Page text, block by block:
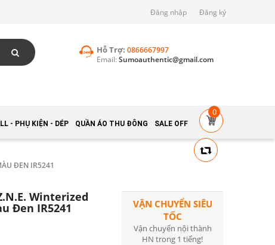
Đăng nhập Đăng ký
Hỗ Trợ: 0866667997
Email: Sumoauthentic@gmail.com
- PHỤ KIỆN - DÉP QUẦN ÁO THU ĐÔNG SALE OFF
0
ĐEN IR5241
Winterized
Đen IR5241
VẬN CHUYỂN SIÊU
TỐC
Vận chuyển nội thành
HN trong 1 tiếng!